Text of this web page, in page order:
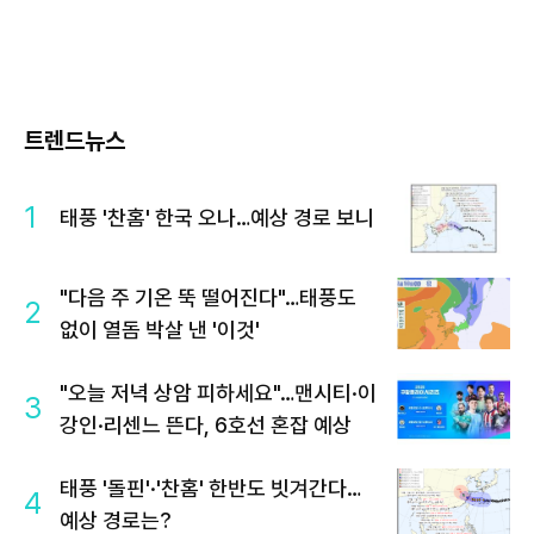
트렌드뉴스
1 태풍 '찬홈' 한국 오나…예상 경로 보니
2
"다음 주 기온 뚝 떨어진다"…태풍도
없이 열돔 박살 낸 '이것'
3
"오늘 저녁 상암 피하세요"…맨시티·이
강인·리센느 뜬다, 6호선 혼잡 예상
4
태풍 '돌핀'·'찬홈' 한반도 빗겨간다…
예상 경로는?